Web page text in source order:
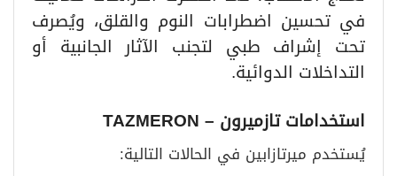
في تحسين اضطرابات النوم والقلق، ويُصرف
تحت إشراف طبي لتجنب الآثار الجانبية أو
التداخلات الدوائية.
استخدامات تازميرون – TAZMERON
يُستخدم ميرتازابين في الحالات التالية: